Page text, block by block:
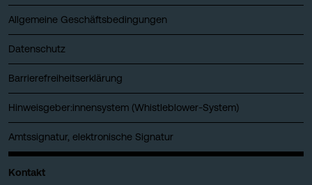
Allgemeine Geschäftsbedingungen
Datenschutz
Barrierefreiheitserklärung
Hinweisgeber:innensystem (Whistleblower-System)
Amtssignatur, elektronische Signatur
Kontakt